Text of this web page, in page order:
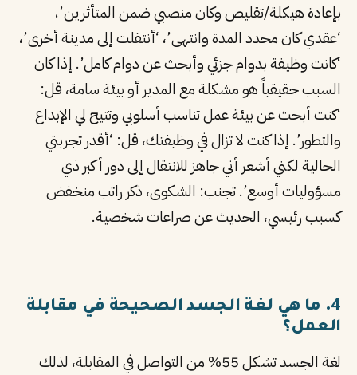
بإعادة هيكلة/تقليص وكان منصبي ضمن المتأثرين’،
‘عقدي كان محدد المدة وانتهى’، ‘أنتقلت إلى مدينة أخرى’،
‘كانت وظيفة بدوام جزئي وأبحث عن دوام كامل’. إذا كان
السبب حقيقياً هو مشكلة مع المدير أو بيئة سامة، قل:
‘كنت أبحث عن بيئة عمل تناسب أسلوبي وتتيح لي الإبداع
والتطور’. إذا كنت لا تزال في وظيفتك، قل: ‘أقدر تجربتي
الحالية لكني أشعر أني جاهز للانتقال إلى دور أكبر ذي
مسؤوليات أوسع’. تجنب: الشكوى، ذكر راتب منخفض
كسبب رئيسي، الحديث عن صراعات شخصية.
4. ما هي لغة الجسد الصحيحة في مقابلة
العمل؟
لغة الجسد تشكل 55% من التواصل في المقابلة، لذلك